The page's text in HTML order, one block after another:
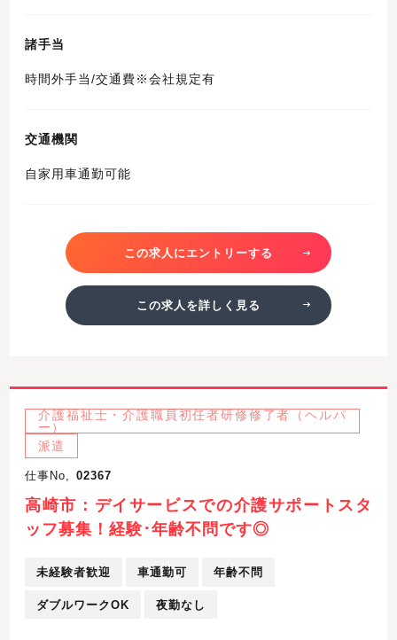
諸手当
時間外手当/交通費※会社規定有
交通機関
自家用車通勤可能
この求人にエントリーする
この求人を詳しく見る
介護福祉士・介護職員初任者研修修了者（ヘルパ
ー）
派遣
仕事No, 02367
高崎市：デイサービスでの介護サポートスタ
ッフ募集！経験･年齢不問です◎
未経験者歓迎 車通勤可 年齢不問
ダブルワークOK 夜勤なし